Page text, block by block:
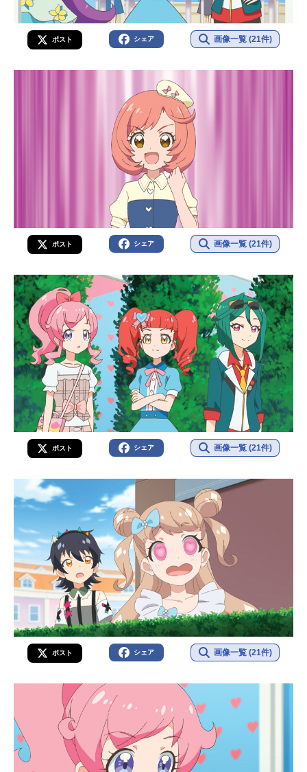
ポスト シェア 画像一覧 (21件)
ポスト シェア 画像一覧 (21件)
ポスト シェア 画像一覧 (21件)
ポスト シェア 画像一覧 (21件)